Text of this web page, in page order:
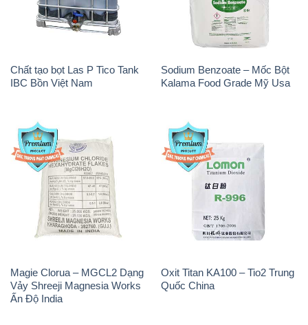
Chất tạo bọt Las P Tico Tank
IBC Bồn Việt Nam
Sodium Benzoate – Mốc Bột
Kalama Food Grade Mỹ Usa
Magie Clorua – MGCL2 Dạng
Vảy Shreeji Magnesia Works
Ấn Độ India
Oxit Titan KA100 – Tio2 Trung
Quốc China